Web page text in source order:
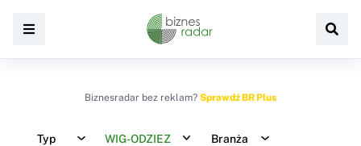
Biznesradar bez reklam? Sprawdź BR Plus
Typ WIG-ODZIEZ Branża